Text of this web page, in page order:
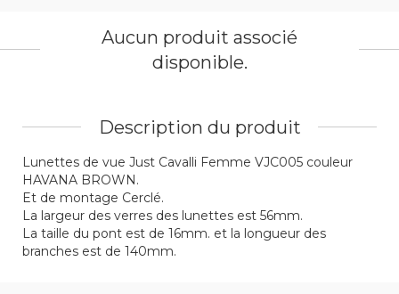
Description du produit
Lunettes de vue Just Cavalli Femme VJC005 couleur
HAVANA BROWN.
Et de montage Cerclé.
La largeur des verres des lunettes est 56mm.
La taille du pont est de 16mm. et la longueur des
branches est de 140mm.
Aucun produit associé
disponible.